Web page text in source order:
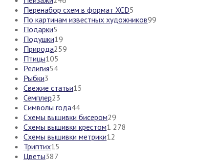
Перенабор схем в формат XCD5
По картинам известных художников99
Подарки5
Подушки19
Природа259
Птицы105
Религия54
Рыбки3
Свежие статьи15
Семплер23
Символы года44
Схемы вышивки бисером29
Схемы вышивки крестом1 278
Схемы вышивки метрики12
Триптих15
Цветы387